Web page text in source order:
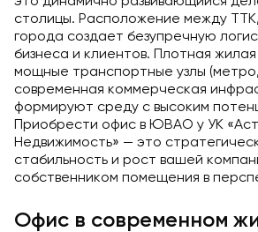
столицы. Расположение между
города создает безупречную
бизнеса и клиентов. Плотная
мощные транспортные узлы
современная коммерческая
формируют среду с высоким
Приобрести офис в ЮВАО у УК
Недвижимость» — это
стабильность и рост вашей
собственником помещения в
Офис в современном